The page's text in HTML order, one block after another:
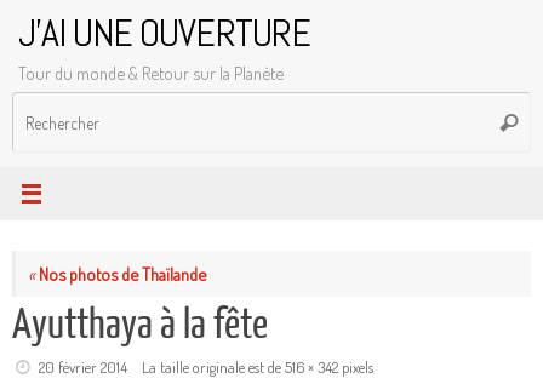
contenu
J'AI UNE OUVERTURE
Tour du monde & Retour sur la Planète
«Nos photos de Thaïlande
Ayutthaya à la fête
20 février 2014 La taille originale est de516 × 342pixels